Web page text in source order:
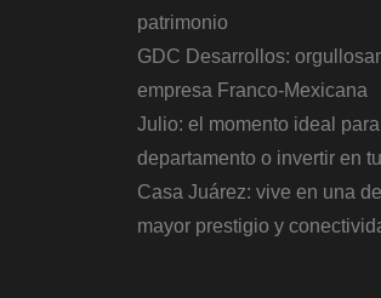
patrimonio
GDC Desarrollos:
empresa Franco-Mexicana
Julio: el momento ideal
departamento o invertir en
Casa Juárez: vive en una
mayor prestigio y